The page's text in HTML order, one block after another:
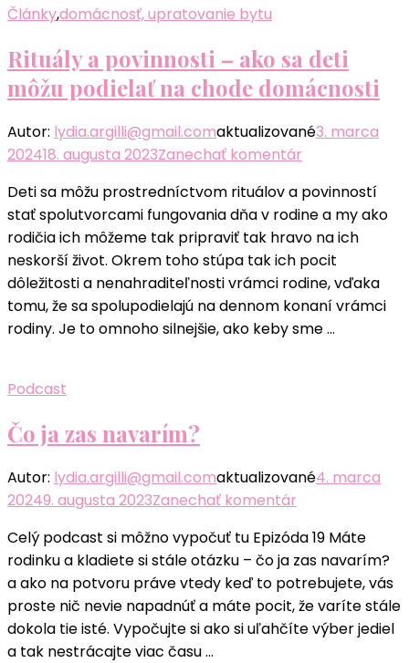
Články,domácnosť, upratovanie bytu
Rituály a povinnosti – ako sa deti
môžu podielať na chode domácnosti
Autor: lydia.argilli@gmail.comaktualizované3. marca
202418. augusta 2023Zanechať komentár
Rituály
a
povinnosti
–
ako
sa
deti
Deti sa môžu prostredníctvom rituálov a povinností
stať spolutvorcami fungovania dňa v rodine a my ako
rodičia ich môžeme tak pripraviť tak hravo na ich
neskorší život. Okrem toho stúpa tak ich pocit
dôležitosti a nenahraditeľnosti vrámci rodine, vďaka
tomu, že sa spolupodielajú na dennom konaní vrámci
rodiny. Je to omnoho silnejšie, ako keby sme …
Podcast
Čo ja zas navarím?
Autor: lydia.argilli@gmail.comaktualizované4. marca
20249. augusta 2023Zanechať komentár
Čo
ja
zas
navarím?
Celý podcast si môžno vypočuť tu Epizóda 19 Máte
rodinku a kladiete si stále otázku – čo ja zas navarím?
a ako na potvoru práve vtedy keď to potrebujete, vás
proste nič nevie napadnúť a máte pocit, že varíte stále
dokola tie isté. Vypočujte si ako si uľahčíte výber jediel
a tak nestrácajte viac času …